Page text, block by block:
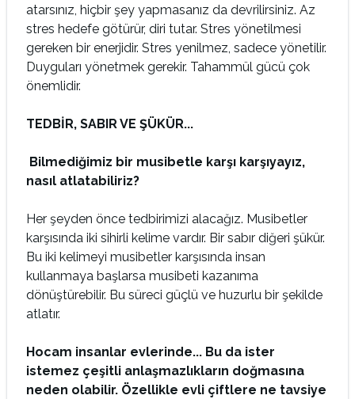
atarsınız, hiçbir şey yapmasanız da devrilirsiniz. Az
stres hedefe götürür, diri tutar. Stres yönetilmesi
gereken bir enerjidir. Stres yenilmez, sadece yönetilir.
Duyguları yönetmek gerekir. Tahammül gücü çok
önemlidir.
TEDBİR, SABIR VE ŞÜKÜR...
Bilmediğimiz bir musibetle karşı karşıyayız,
nasıl atlatabiliriz?
Her şeyden önce tedbirimizi alacağız. Musibetler
karşısında iki sihirli kelime vardır. Bir sabır diğeri şükür.
Bu iki kelimeyi musibetler karşısında insan
kullanmaya başlarsa musibeti kazanıma
dönüştürebilir. Bu süreci güçlü ve huzurlu bir şekilde
atlatır.
Hocam insanlar evlerinde... Bu da ister
istemez çeşitli anlaşmazlıkların doğmasına
neden olabilir. Özellikle evli çiftlere ne tavsiye